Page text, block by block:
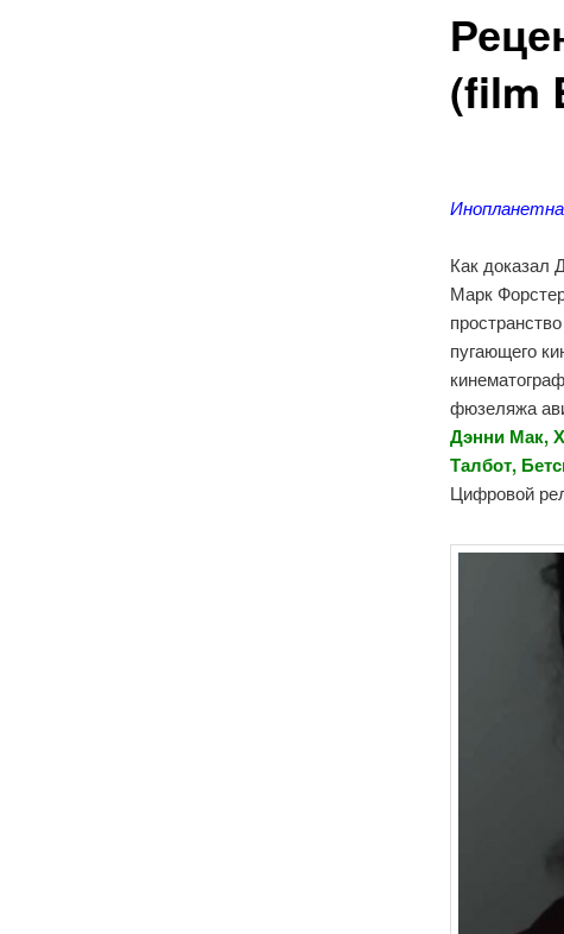
(film
Как доказал
Марк
пугающего
фюзеляжа
Дэнни Мак,
Талбот,
Цифровой